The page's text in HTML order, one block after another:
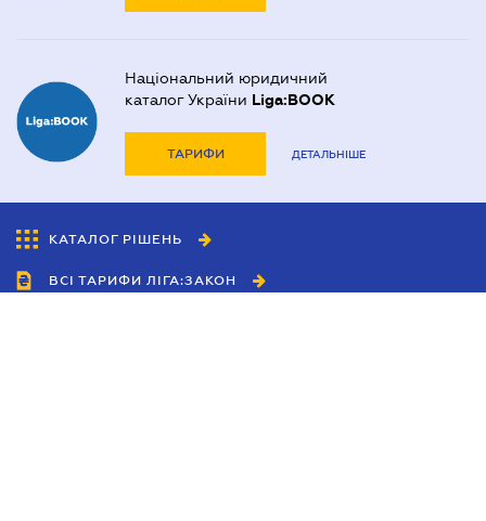
Національний юридичний
каталог України Liga:BOOK
ТАРИФИ ДЕТАЛЬНІШЕ
КАТАЛОГ РІШЕНЬ
ВСІ ТАРИФИ ЛІГА:ЗАКОН